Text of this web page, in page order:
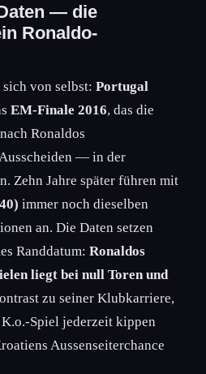
— die
Ronaldo-
von selbst: Portugal
EM-Finale 2016, das die
Ronaldos
— in der
Zehn Jahre später führen mit
immer noch dieselben
an. Die Daten setzen
Randdatum: Ronaldos
liegt bei null Toren und
zu seiner Klubkarriere,
Spiel jederzeit kippen
Aussenseiterchance